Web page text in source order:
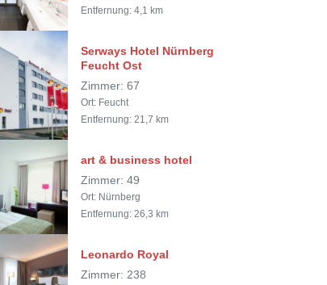
Entfernung: 4,1 km
Serways Hotel Nürnberg
Feucht Ost
Zimmer: 67
Ort: Feucht
Entfernung: 21,7 km
art & business hotel
Zimmer: 49
Ort: Nürnberg
Entfernung: 26,3 km
Leonardo Royal
Zimmer: 238